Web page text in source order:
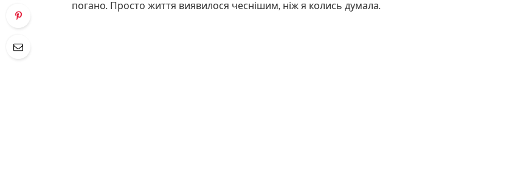
погано. Просто життя виявилося чеснішим, ніж я колись думала.